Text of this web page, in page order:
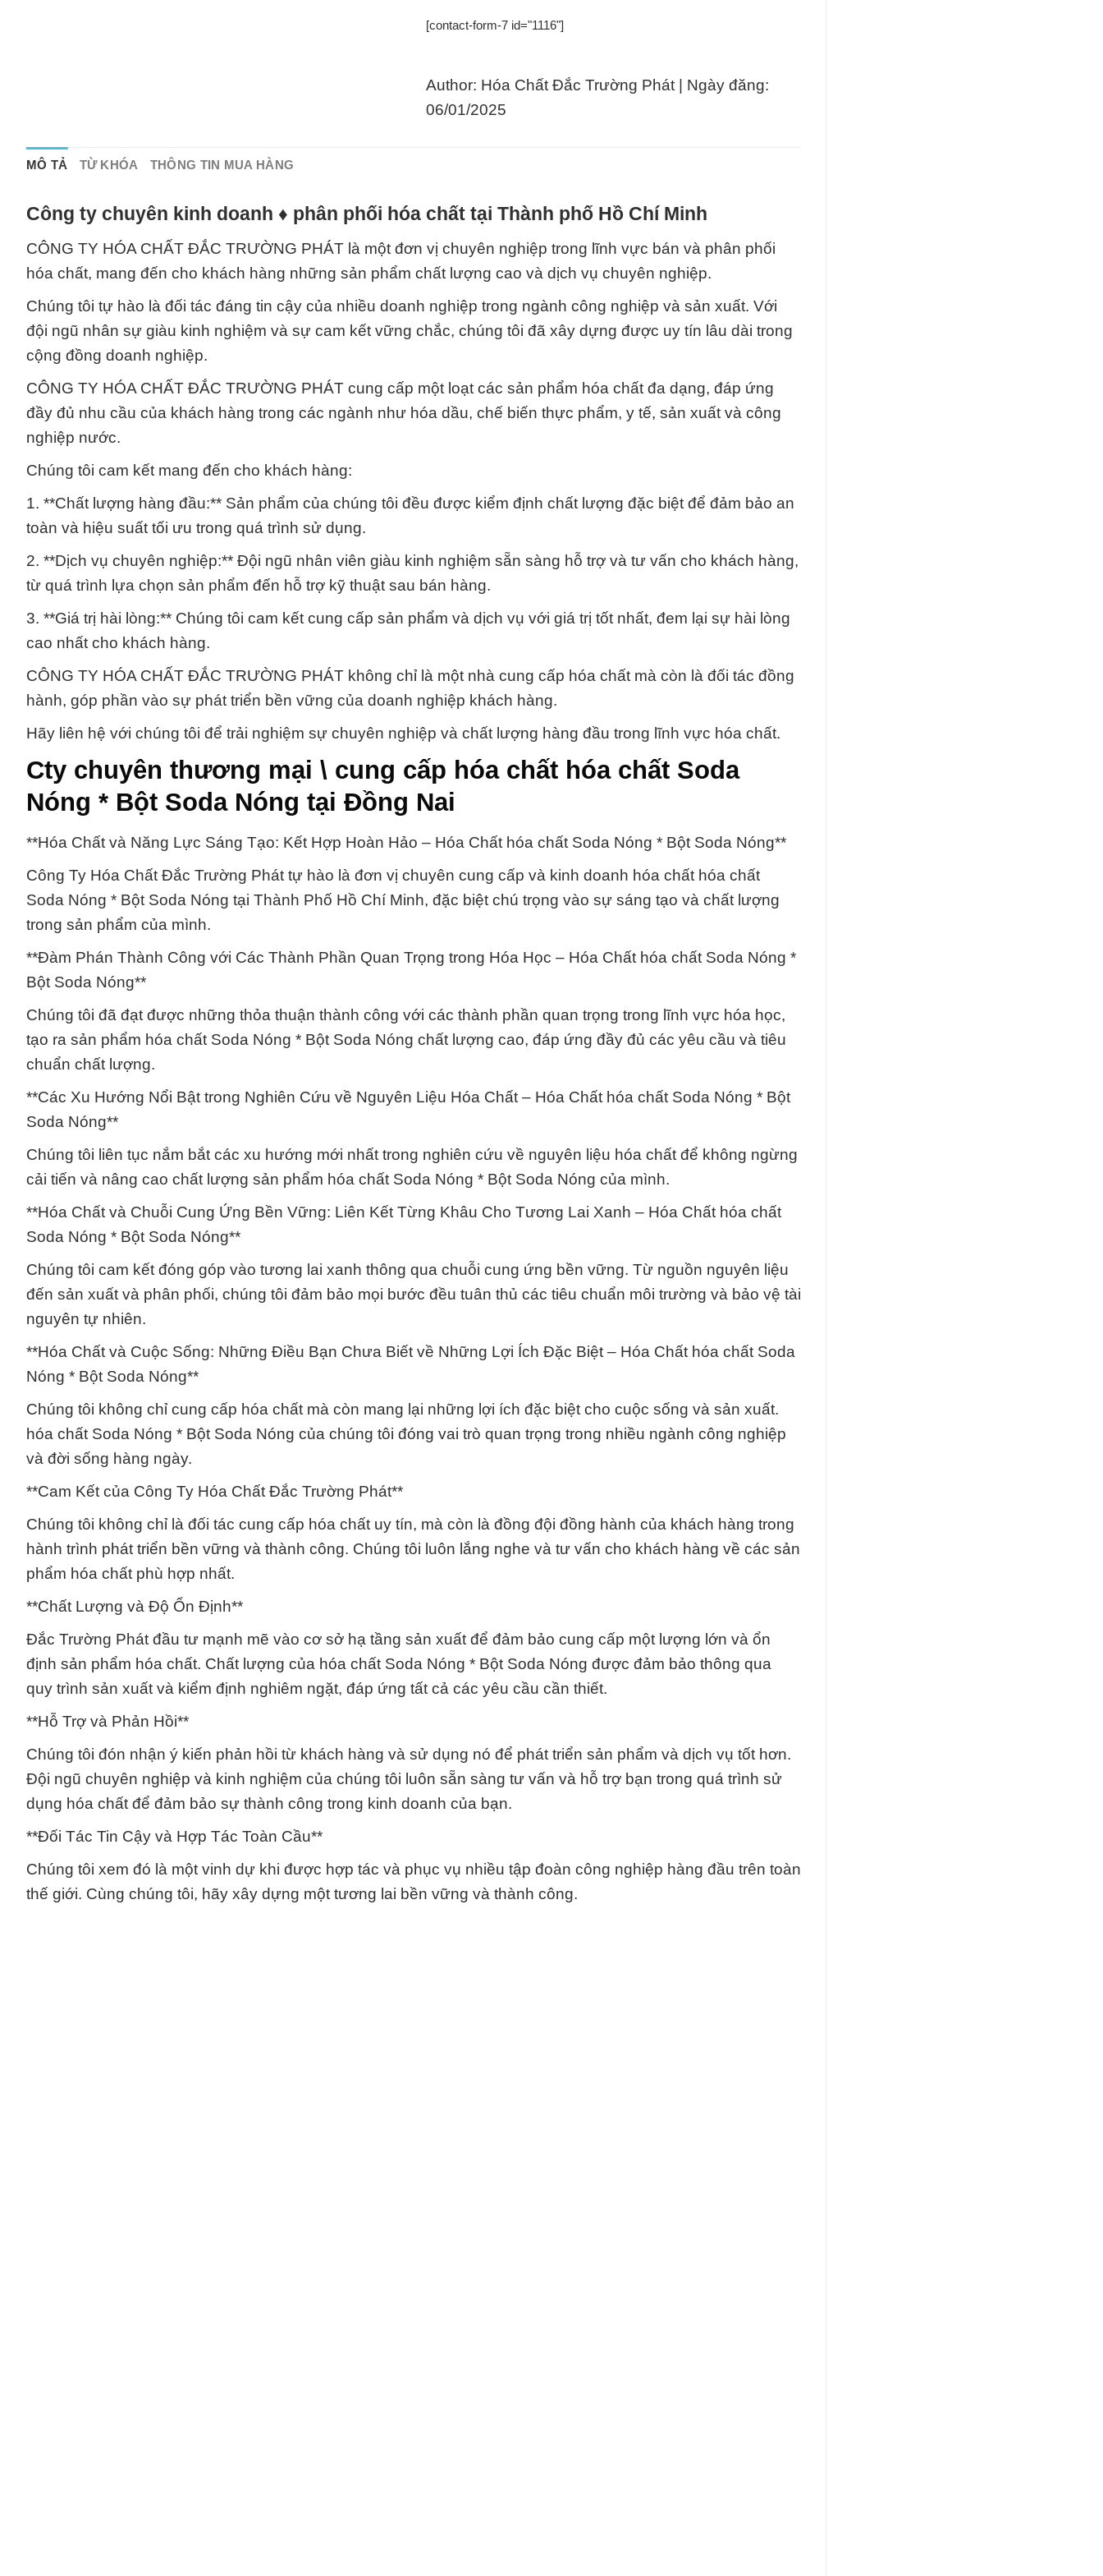
[contact-form-7 id="1116"]
Author: Hóa Chất Đắc Trường Phát | Ngày đăng:
06/01/2025
MÔ TẢ TỪ KHÓA THÔNG TIN MUA HÀNG
Công ty chuyên kinh doanh ♦ phân phối hóa chất tại Thành phố Hồ Chí Minh
CÔNG TY HÓA CHẤT ĐẮC TRƯỜNG PHÁT là một đơn vị chuyên nghiệp trong lĩnh vực bán và phân phối
hóa chất, mang đến cho khách hàng những sản phẩm chất lượng cao và dịch vụ chuyên nghiệp.
Chúng tôi tự hào là đối tác đáng tin cậy của nhiều doanh nghiệp trong ngành công nghiệp và sản xuất. Với
đội ngũ nhân sự giàu kinh nghiệm và sự cam kết vững chắc, chúng tôi đã xây dựng được uy tín lâu dài trong
cộng đồng doanh nghiệp.
CÔNG TY HÓA CHẤT ĐẮC TRƯỜNG PHÁT cung cấp một loạt các sản phẩm hóa chất đa dạng, đáp ứng
đầy đủ nhu cầu của khách hàng trong các ngành như hóa dầu, chế biến thực phẩm, y tế, sản xuất và công
nghiệp nước.
Chúng tôi cam kết mang đến cho khách hàng:
1. **Chất lượng hàng đầu:** Sản phẩm của chúng tôi đều được kiểm định chất lượng đặc biệt để đảm bảo an
toàn và hiệu suất tối ưu trong quá trình sử dụng.
2. **Dịch vụ chuyên nghiệp:** Đội ngũ nhân viên giàu kinh nghiệm sẵn sàng hỗ trợ và tư vấn cho khách hàng,
từ quá trình lựa chọn sản phẩm đến hỗ trợ kỹ thuật sau bán hàng.
3. **Giá trị hài lòng:** Chúng tôi cam kết cung cấp sản phẩm và dịch vụ với giá trị tốt nhất, đem lại sự hài lòng
cao nhất cho khách hàng.
CÔNG TY HÓA CHẤT ĐẮC TRƯỜNG PHÁT không chỉ là một nhà cung cấp hóa chất mà còn là đối tác đồng
hành, góp phần vào sự phát triển bền vững của doanh nghiệp khách hàng.
Hãy liên hệ với chúng tôi để trải nghiệm sự chuyên nghiệp và chất lượng hàng đầu trong lĩnh vực hóa chất.
Cty chuyên thương mại \ cung cấp hóa chất hóa chất Soda
Nóng * Bột Soda Nóng tại Đồng Nai
**Hóa Chất và Năng Lực Sáng Tạo: Kết Hợp Hoàn Hảo – Hóa Chất hóa chất Soda Nóng * Bột Soda Nóng**
Công Ty Hóa Chất Đắc Trường Phát tự hào là đơn vị chuyên cung cấp và kinh doanh hóa chất hóa chất
Soda Nóng * Bột Soda Nóng tại Thành Phố Hồ Chí Minh, đặc biệt chú trọng vào sự sáng tạo và chất lượng
trong sản phẩm của mình.
**Đàm Phán Thành Công với Các Thành Phần Quan Trọng trong Hóa Học – Hóa Chất hóa chất Soda Nóng *
Bột Soda Nóng**
Chúng tôi đã đạt được những thỏa thuận thành công với các thành phần quan trọng trong lĩnh vực hóa học,
tạo ra sản phẩm hóa chất Soda Nóng * Bột Soda Nóng chất lượng cao, đáp ứng đầy đủ các yêu cầu và tiêu
chuẩn chất lượng.
**Các Xu Hướng Nổi Bật trong Nghiên Cứu về Nguyên Liệu Hóa Chất – Hóa Chất hóa chất Soda Nóng * Bột
Soda Nóng**
Chúng tôi liên tục nắm bắt các xu hướng mới nhất trong nghiên cứu về nguyên liệu hóa chất để không ngừng
cải tiến và nâng cao chất lượng sản phẩm hóa chất Soda Nóng * Bột Soda Nóng của mình.
**Hóa Chất và Chuỗi Cung Ứng Bền Vững: Liên Kết Từng Khâu Cho Tương Lai Xanh – Hóa Chất hóa chất
Soda Nóng * Bột Soda Nóng**
Chúng tôi cam kết đóng góp vào tương lai xanh thông qua chuỗi cung ứng bền vững. Từ nguồn nguyên liệu
đến sản xuất và phân phối, chúng tôi đảm bảo mọi bước đều tuân thủ các tiêu chuẩn môi trường và bảo vệ tài
nguyên tự nhiên.
**Hóa Chất và Cuộc Sống: Những Điều Bạn Chưa Biết về Những Lợi Ích Đặc Biệt – Hóa Chất hóa chất Soda
Nóng * Bột Soda Nóng**
Chúng tôi không chỉ cung cấp hóa chất mà còn mang lại những lợi ích đặc biệt cho cuộc sống và sản xuất.
hóa chất Soda Nóng * Bột Soda Nóng của chúng tôi đóng vai trò quan trọng trong nhiều ngành công nghiệp
và đời sống hàng ngày.
**Cam Kết của Công Ty Hóa Chất Đắc Trường Phát**
Chúng tôi không chỉ là đối tác cung cấp hóa chất uy tín, mà còn là đồng đội đồng hành của khách hàng trong
hành trình phát triển bền vững và thành công. Chúng tôi luôn lắng nghe và tư vấn cho khách hàng về các sản
phẩm hóa chất phù hợp nhất.
**Chất Lượng và Độ Ổn Định**
Đắc Trường Phát đầu tư mạnh mẽ vào cơ sở hạ tầng sản xuất để đảm bảo cung cấp một lượng lớn và ổn
định sản phẩm hóa chất. Chất lượng của hóa chất Soda Nóng * Bột Soda Nóng được đảm bảo thông qua
quy trình sản xuất và kiểm định nghiêm ngặt, đáp ứng tất cả các yêu cầu cần thiết.
**Hỗ Trợ và Phản Hồi**
Chúng tôi đón nhận ý kiến phản hồi từ khách hàng và sử dụng nó để phát triển sản phẩm và dịch vụ tốt hơn.
Đội ngũ chuyên nghiệp và kinh nghiệm của chúng tôi luôn sẵn sàng tư vấn và hỗ trợ bạn trong quá trình sử
dụng hóa chất để đảm bảo sự thành công trong kinh doanh của bạn.
**Đối Tác Tin Cậy và Hợp Tác Toàn Cầu**
Chúng tôi xem đó là một vinh dự khi được hợp tác và phục vụ nhiều tập đoàn công nghiệp hàng đầu trên toàn
thế giới. Cùng chúng tôi, hãy xây dựng một tương lai bền vững và thành công.